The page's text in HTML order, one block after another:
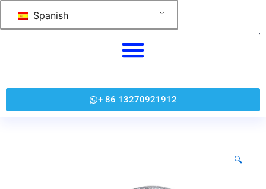
Spanish
+ 86 13270921912
🔍